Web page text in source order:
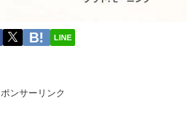
LINE
ポンサーリンク